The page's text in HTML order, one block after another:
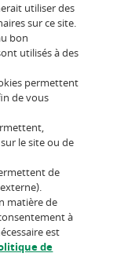
utiliser des
sur ce site.
bon
utilisés à des
permettent
de vous
le site ou de
de
matière de
à
est
de